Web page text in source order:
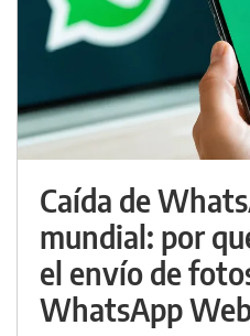
Caída de
mundial: por
el envío de
WhatsApp